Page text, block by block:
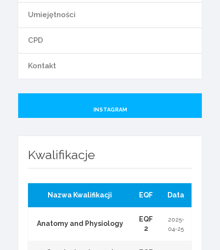
Umiejętności
CPD
Kontakt
INSTAGRAM
Kwalifikacje
Nazwa Kwalifikacji EQF Data
Anatomy and Physiology
EQF
2
2025-
04-25